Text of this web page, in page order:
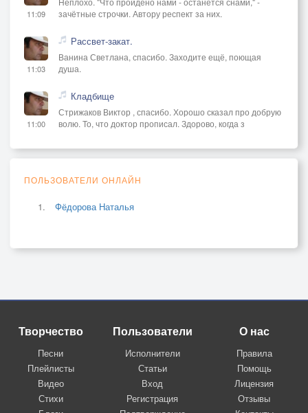
11:09
зачётные строчки. Автору респект за них.
11:03
Рассвет-закат.
Ванина Светлана, спасибо. Заходите ещё, поющая
душа.
11:00
Кладбище
Стрижаков Виктор , спасибо. Хорошо сказал про добрую
волю. То, что доктор прописал. Здорово, когда з
ПОЛЬЗОВАТЕЛИ ОНЛАЙН
Фёдорова Наталья
Творчество
Песни
Плейлисты
Видео
Стихи
Пользователи
Исполнители
Статьи
Вход
Регистрация
О нас
Правила
Помощь
Лицензия
Отзывы